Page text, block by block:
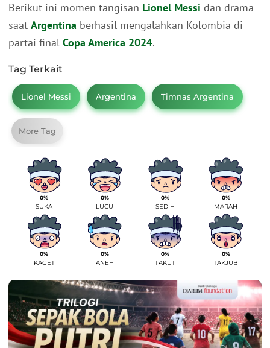
Berikut ini momen tangisan Lionel Messi dan drama
saat Argentina berhasil mengalahkan Kolombia di
partai final Copa America 2024.
Tag Terkait
Lionel Messi Argentina Timnas Argentina
More Tag
0%
SUKA
0%
LUCU
0%
SEDIH
0%
MARAH
0%
KAGET
0%
ANEH
0%
TAKUT
0%
TAKJUB